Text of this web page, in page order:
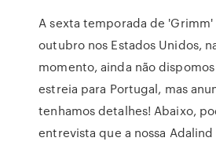
A sexta temporada de 'Grimm'
outubro nos Estados Unidos,
momento, ainda não
estreia para Portugal, mas
tenhamos detalhes! Abaixo,
entrevista que a nossa